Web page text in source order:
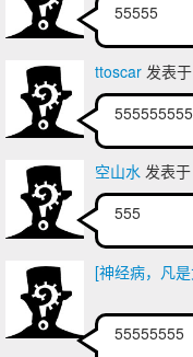
55555
ttoscar 发表
555555555
空山水 发表
555
[神经病，凡
55555555